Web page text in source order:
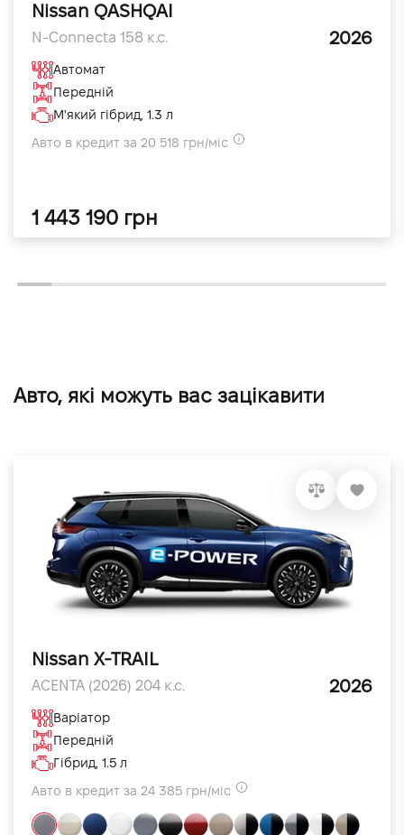
Nissan QASHQAI
N-Connecta 158 к.с. 2026
Автомат
Передній
М'який гібрид, 1.3 л
Авто в кредит за 20 518 грн/міс
1 443 190 грн
Авто, які можуть вас зацікавити
Nissan X-TRAIL
ACENTA (2026) 204 к.с. 2026
Варіатор
Передній
Гібрид, 1.5 л
Авто в кредит за 24 385 грн/міс